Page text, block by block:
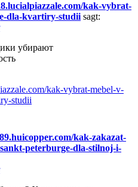
kak-vybrat-
dla-kvartiry-studii sagt:
убирают
kak-vybrat-mebel-v-
studii
kak-zakazat-
peterburge-dla-stilnoj-i-